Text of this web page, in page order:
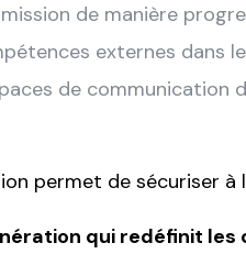
de manière
externes dans
de communication
permet de sécuriser à
qui redéfinit les